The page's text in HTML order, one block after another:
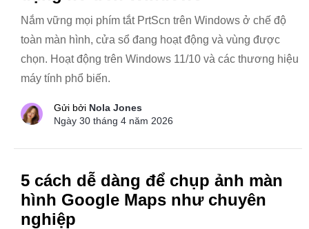
Nắm vững mọi phím tắt PrtScn trên Windows ở chế độ
toàn màn hình, cửa sổ đang hoạt động và vùng được
chọn. Hoạt động trên Windows 11/10 và các thương hiệu
máy tính phổ biến.
Gửi bởi Nola Jones
Ngày 30 tháng 4 năm 2026
5 cách dễ dàng để chụp ảnh màn
hình Google Maps như chuyên
nghiệp